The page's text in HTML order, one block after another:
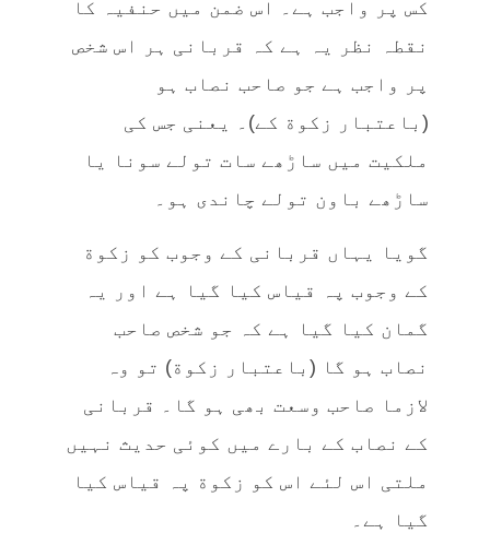
کس پر واجب ہے۔ اس ضمن میں حنفیہ کا
نقطہ نظر یہ ہے کہ قربانی ہر اس شخص
پر واجب ہے جو صاحب نصاب ہو
(باعتبار زکوة کے)۔ یعنی جس کی
ملکیت میں ساڑھے سات تولے سونا یا
ساڑھے باون تولے چاندی ہو۔
گویا یہاں قربانی کے وجوب کو زکوة
کے وجوب پہ قیاس کیا گیا ہے اور یہ
گمان کیا گیا ہے کہ جو شخص صاحب
نصاب ہو گا (باعتبار زکوة) تو وہ
لازما صاحب وسعت بھی ہو گا۔ قربانی
کے نصاب کے بارے میں کوئی حدیث نہیں
ملتی اس لئے اس کو زکوة پہ قیاس کیا
گیا ہے۔